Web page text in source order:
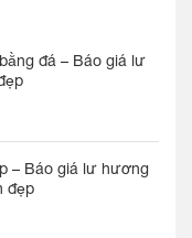
đá – Báo giá lư
– Báo giá lư hương
đẹp